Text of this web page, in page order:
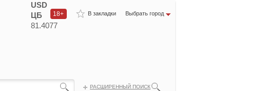
В закладки Выбрать город
18+
USD
ЦБ
81.4077
РАСШИРЕННЫЙ ПОИСК